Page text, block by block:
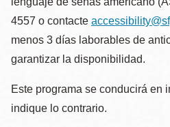
4557 o contacte
menos 3 días laborables de
garantizar la disponibilidad.
Este programa se conducirá en
indique lo contrario.